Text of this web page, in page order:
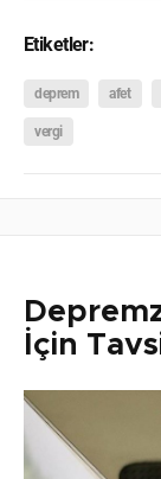
Etiketler:
deprem afet
vergi
İçin